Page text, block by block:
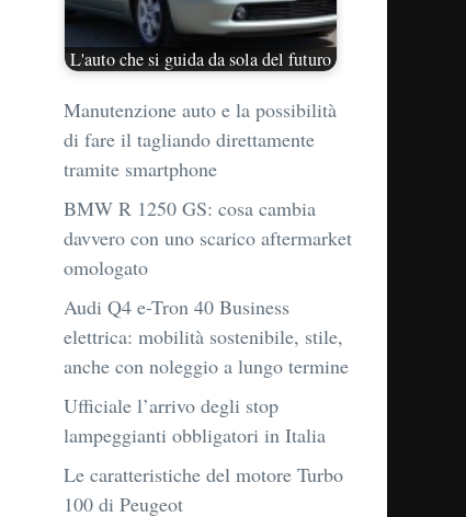
L'auto che si guida da sola del futuro
Manutenzione auto e la possibilità
di fare il tagliando direttamente
tramite smartphone
BMW R 1250 GS: cosa cambia
davvero con uno scarico aftermarket
omologato
Audi Q4 e-Tron 40 Business
elettrica: mobilità sostenibile, stile,
anche con noleggio a lungo termine
Ufficiale l’arrivo degli stop
lampeggianti obbligatori in Italia
Le caratteristiche del motore Turbo
100 di Peugeot